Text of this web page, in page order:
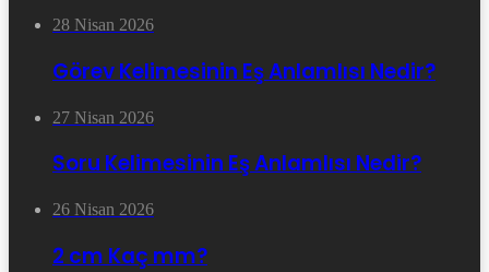
28 Nisan 2026
Görev Kelimesinin Eş Anlamlısı Nedir?
27 Nisan 2026
Soru Kelimesinin Eş Anlamlısı Nedir?
26 Nisan 2026
2 cm Kaç mm?